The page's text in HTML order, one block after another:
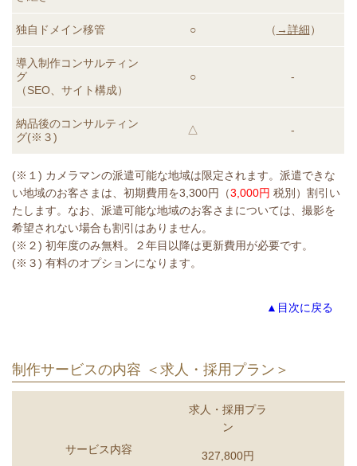
独自ドメイン移管 ○ （ →詳細）
導入制作コンサルティン
グ
（SEO、サイト構成）
○ -
納品後のコンサルティン
グ(※３)
△ -
(※１) カメラマンの派遣可能な地域は限定されます。派遣できな
い地域のお客さまは、初期費用を3,300円（3,000円 税別）割引い
たします。なお、派遣可能な地域のお客さまについては、撮影を
希望されない場合も割引はありません。
(※２) 初年度のみ無料。２年目以降は更新費用が必要です。
(※３) 有料のオプションになります。
▲目次に戻る
制作サービスの内容 ＜求人・採用プラン＞
サービス内容
求人・採用プラ
ン
327,800円